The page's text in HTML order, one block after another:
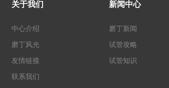
关于我们
中心介绍
磨丁风光
友情链接
联系我们
新闻中心
磨丁新闻
试管攻略
试管知识